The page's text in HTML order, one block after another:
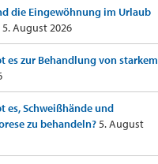
die Eingewöhnung im Urlaub
5. August 2026
es zur Behandlung von starkem
es, Schweißhände und
zu behandeln?5. August